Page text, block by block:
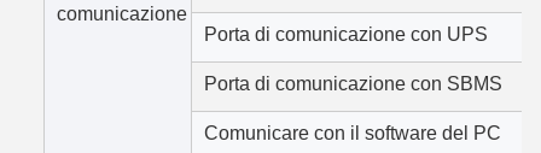
comunicazione
Porta di comunicazione con UPS
Porta di comunicazione con SBMS
Comunicare con il software del PC